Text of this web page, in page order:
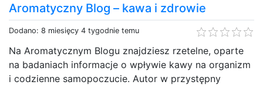
Aromatyczny Blog – kawa i zdrowie
Dodano: 8 miesięcy 4 tygodnie temu
Na Aromatycznym Blogu znajdziesz rzetelne, oparte
na badaniach informacje o wpływie kawy na organizm
i codzienne samopoczucie. Autor w przystępny